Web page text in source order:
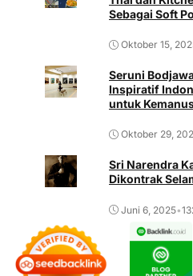
Sebagai Soft
Oktober 15,
Seruni
Inspiratif
untuk
Oktober 29,
Sri Narendra
Dikontrak
Juni 6, 2025•